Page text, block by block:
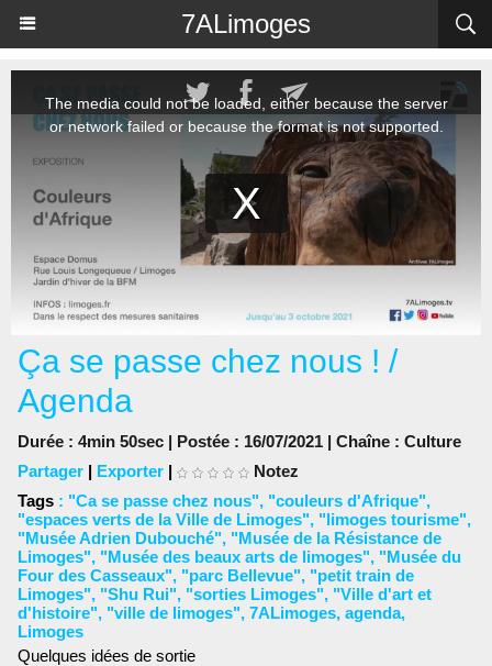
7ALimoges
Ça se passe chez nous ! /
Agenda
Durée : 4min 50sec | Postée : 16/07/2021 | Chaîne : Culture
Partager | Exporter |
Notez
Tags : "Ca se passe chez nous", "couleurs d'Afrique",
"espaces verts de la Ville de Limoges", "limoges tourisme",
"Musée Adrien Dubouché", "Musée de la Résistance de
Limoges", "Musée des beaux arts de limoges", "Musée du
Four des Casseaux", "parc Bellevue", "petit train de
Limoges", "Shu Rui", "sorties Limoges", "Ville d'art et
d'histoire", "ville de limoges", 7ALimoges, agenda,
Limoges
Quelques idées de sortie